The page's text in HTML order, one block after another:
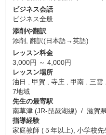
ビジネス会話
ビジネス全般
添削や翻訳
添削
翻訳(日本語→英語)
レッスン料金
3,000円 ～ 4,000円
レッスン場所
油日 , 甲賀 , 寺庄 , 甲南 , 三
7地域
先生の最寄駅
南草津 (JR-琵琶湖線) / 滋賀
指導経験
家庭教師 (５年以上), 小学校